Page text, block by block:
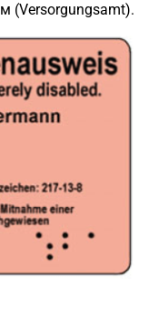
(Versorgungsamt).